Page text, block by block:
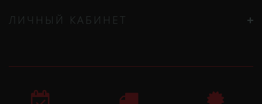
ЛИЧНЫЙ КАБИНЕТ